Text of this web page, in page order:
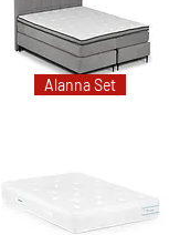
Alanna Set